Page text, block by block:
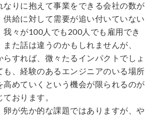
なりに抱えて事業をできる会社の数が
供給に対して需要が追い付いていない
我々が100人でも200人でも雇用でき
た話は違うのかもしれませんが、
らすれば、微々たるインパクトでしょ
も、経験のあるエンジニアのいる場所
高めていくという機会が限られるのが
おります。
卵が先か的な課題ではありますが、や